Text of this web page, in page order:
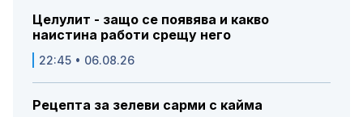
Целулит - защо се появява и какво
наистина работи срещу него
22:45 • 06.08.26
Рецепта за зелеви сарми с кайма